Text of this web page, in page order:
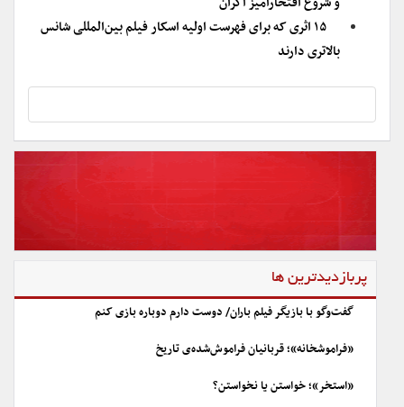
‌۱۵ اثری که برای فهرست اولیه اسکار فیلم بین‌المللی شانس
بالاتری دارند
پربازدیدترین ها
گفت‌وگو با بازیگر فیلم باران/ دوست دارم دوباره بازی کنم
«فراموشخانه»؛ قربانیان فراموش‌شده‌ی تاریخ
«استخر»؛ خواستن یا نخواستن؟